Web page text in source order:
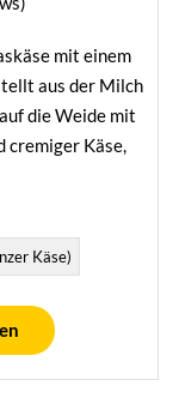
mit einem
aus der Milch
die Weide mit
cremiger Käse,
Käse)